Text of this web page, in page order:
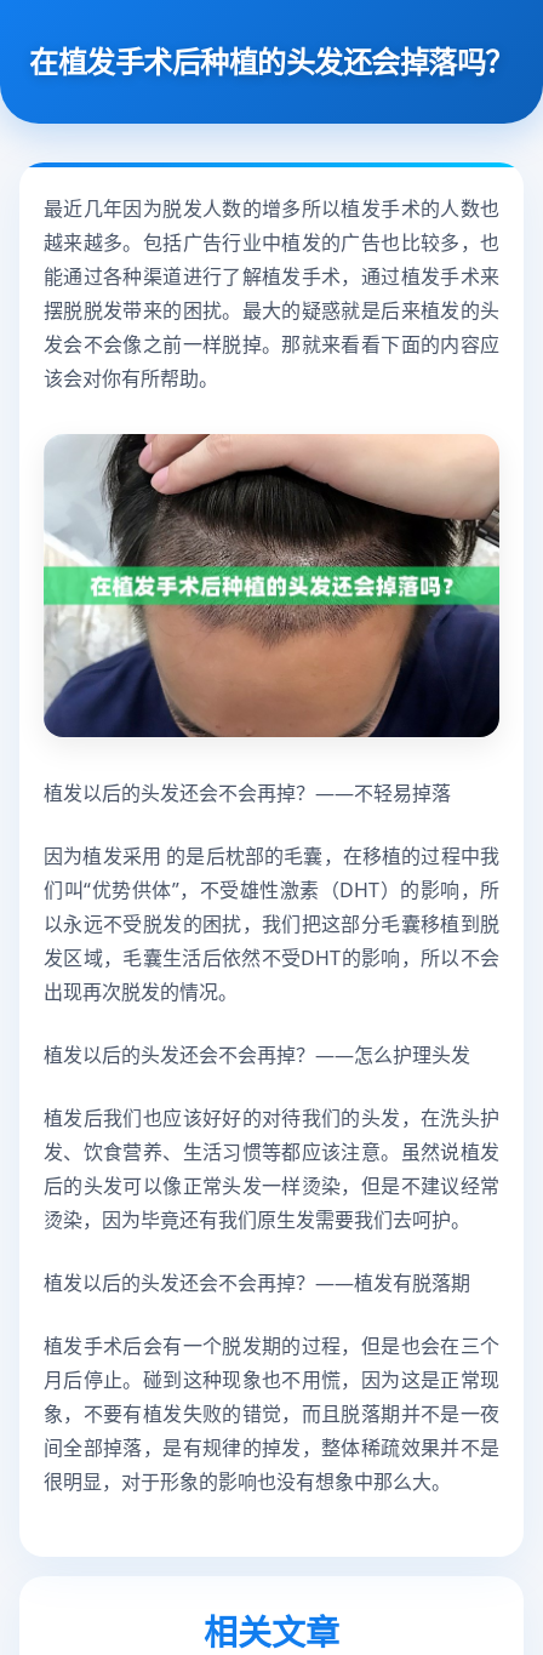
在植发手术后种植的头发还会掉落吗？
最近几年因为脱发人数的增多所以植发手术的人数也
越来越多。包括广告行业中植发的广告也比较多，也
能通过各种渠道进行了解植发手术，通过植发手术来
摆脱脱发带来的困扰。最大的疑惑就是后来植发的头
发会不会像之前一样脱掉。那就来看看下面的内容应
该会对你有所帮助。
植发以后的头发还会不会再掉？——不轻易掉落
因为植发采用 的是后枕部的毛囊，在移植的过程中我
们叫“优势供体”，不受雄性激素（DHT）的影响，所
以永远不受脱发的困扰，我们把这部分毛囊移植到脱
发区域，毛囊生活后依然不受DHT的影响，所以不会
出现再次脱发的情况。
植发以后的头发还会不会再掉？——怎么护理头发
植发后我们也应该好好的对待我们的头发，在洗头护
发、饮食营养、生活习惯等都应该注意。虽然说植发
后的头发可以像正常头发一样烫染，但是不建议经常
烫染，因为毕竟还有我们原生发需要我们去呵护。
植发以后的头发还会不会再掉？——植发有脱落期
植发手术后会有一个脱发期的过程，但是也会在三个
月后停止。碰到这种现象也不用慌，因为这是正常现
象，不要有植发失败的错觉，而且脱落期并不是一夜
间全部掉落，是有规律的掉发，整体稀疏效果并不是
很明显，对于形象的影响也没有想象中那么大。
相关文章